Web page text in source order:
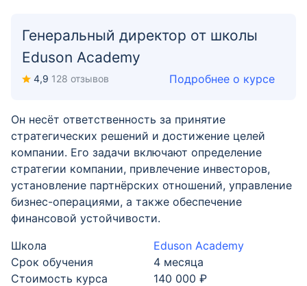
Генеральный директор от школы
Eduson Academy
4,9 128 отзывов Подробнее о курсе
Он несёт ответственность за принятие
стратегических решений и достижение целей
компании. Его задачи включают определение
стратегии компании, привлечение инвесторов,
установление партнёрских отношений, управление
бизнес-операциями, а также обеспечение
финансовой устойчивости.
Школа
Eduson Academy
Срок обучения
4 месяца
Стоимость курса
140 000 ₽